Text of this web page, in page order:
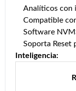
Analíticos con
Compatible
Software
Soporta Reset
Inteligencia: